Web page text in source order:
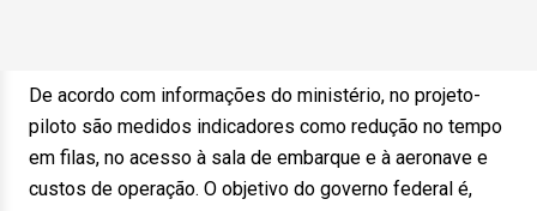
De acordo com informações do ministério, no projeto-
piloto são medidos indicadores como redução no tempo
em filas, no acesso à sala de embarque e à aeronave e
custos de operação. O objetivo do governo federal é,